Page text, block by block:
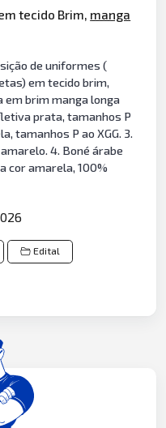
tecido Brim, manga
de uniformes (
em tecido brim,
em brim manga longa
prata, tamanhos P
tamanhos P ao XGG. 3.
4. Boné árabe
cor amarela, 100%
Edital